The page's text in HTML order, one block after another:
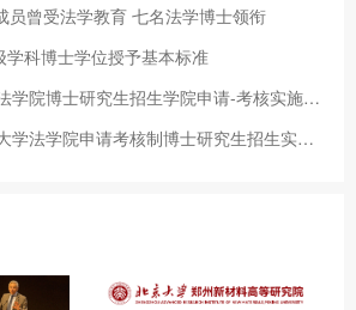
员曾受法学教育 七名法学博士领衔
学科博士学位授予基本标准
2021年河海大学法学院博士研究生招生学院申请-考核实施细则
2021年中央财经大学法学院申请考核制博士研究生招生实施方案